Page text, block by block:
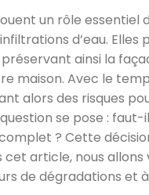
un rôle
d’eau.
ainsi la
maison. Avec le
alors des risques
se pose :
? Cette
cet article, nous
de dégradations et